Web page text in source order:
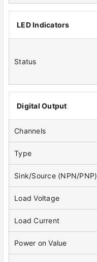
LED Indicators
Status
Digital Output
Channels
Type
Sink/Source (NPN/PNP)
Load Voltage
Load Current
Power on Value